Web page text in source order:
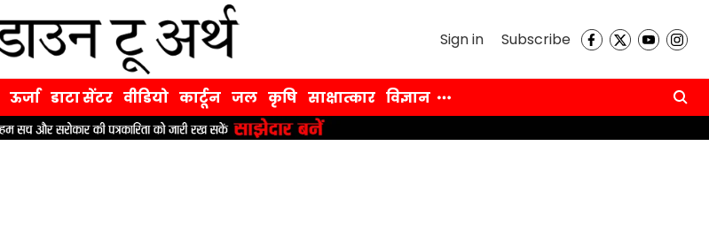
Sign in Subscribe
ऊर्जा डाटा सेंटर वीडियो कार्टून जल कृषि साक्षात्कार विज्ञान